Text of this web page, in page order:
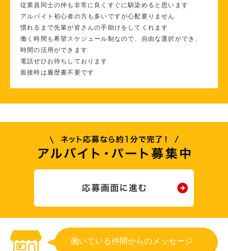
従業員同士の仲も非常に良くすぐに馴染めると思います
アルバイト初心者の方も多いですが心配要りません
慣れるまで先輩が皆さんの手助けをしてくれます
働く時間も希望スケジュール制なので、自由な選択ができ、
時間の活用ができます
電話ぜひお待ちしております
面接時は履歴書不要です
働いている仲間からのメッセージ